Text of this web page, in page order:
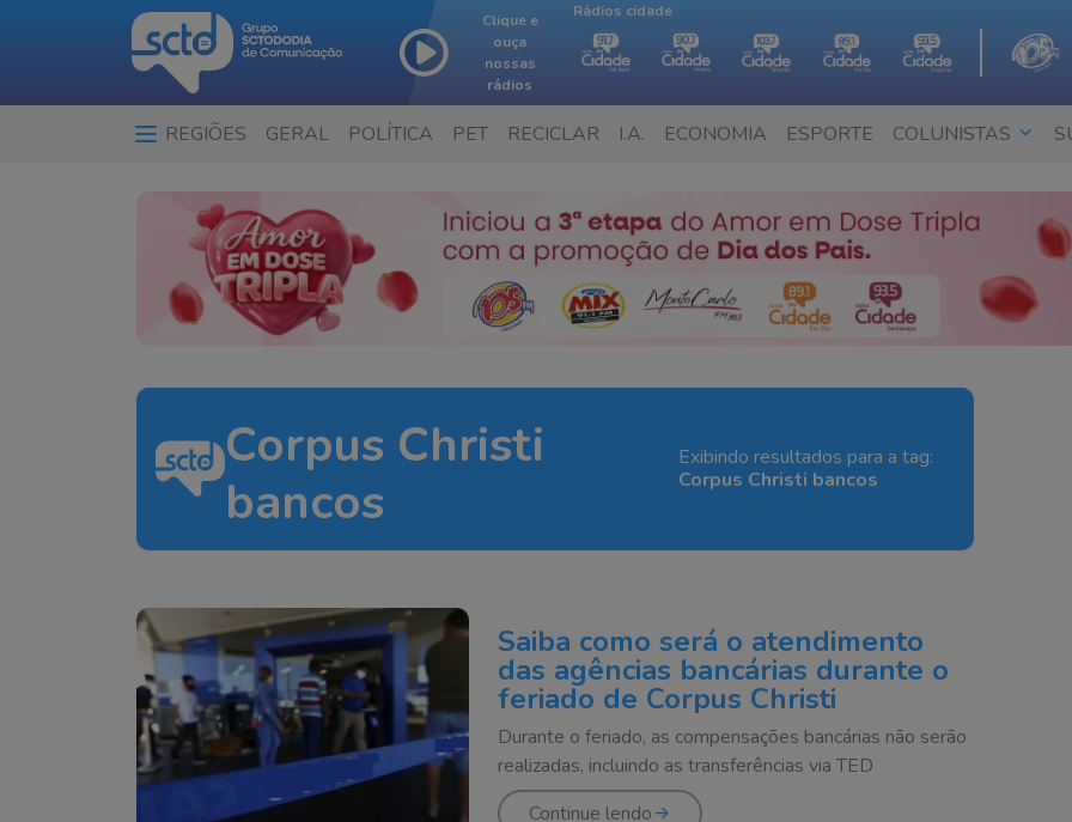
Clique e
ouça
nossas
rádios
Rádios cidade
REGIÕES GERAL POLÍTICA PET RECICLAR I.A. ECONOMIA ESPORTE COLUNISTAS
Corpus Christi
bancos
Exibindo resultados para a tag:
Corpus Christi bancos
Saiba como será o atendimento
das agências bancárias durante o
feriado de Corpus Christi
Durante o feriado, as compensações bancárias não serão
realizadas, incluindo as transferências via TED
Continue lendo